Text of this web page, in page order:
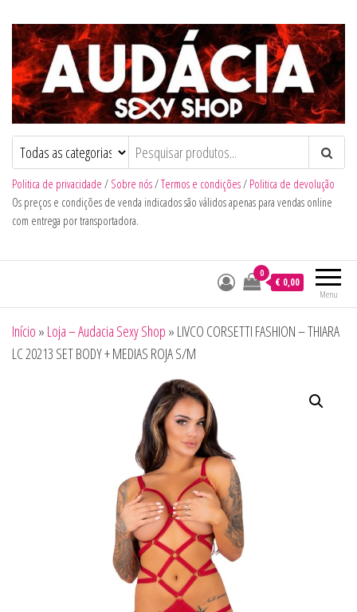
Audacia Sexy Shop
Politica de privacidade / Sobre nós/Termos e condições/ Politica de devolução
Os preços e condições de venda indicados são válidos apenas para vendas online
com entrega por transportadora.
Menu
0
€ 0,00
Início » Loja – Audacia Sexy Shop » LIVCO CORSETTI FASHION – THIARA
LC 20213 SET BODY + MEDIAS ROJA S/M